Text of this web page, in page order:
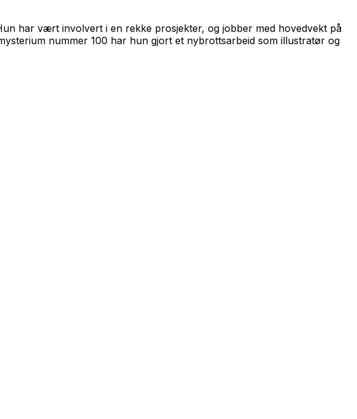
har vært involvert i en rekke prosjekter, og jobber med hovedvekt på
nummer 100 har hun gjort et nybrottsarbeid som illustratør og